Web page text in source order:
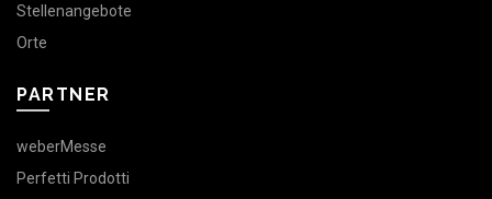
Stellenangebote
Orte
PARTNER
weberMesse
Perfetti Prodotti